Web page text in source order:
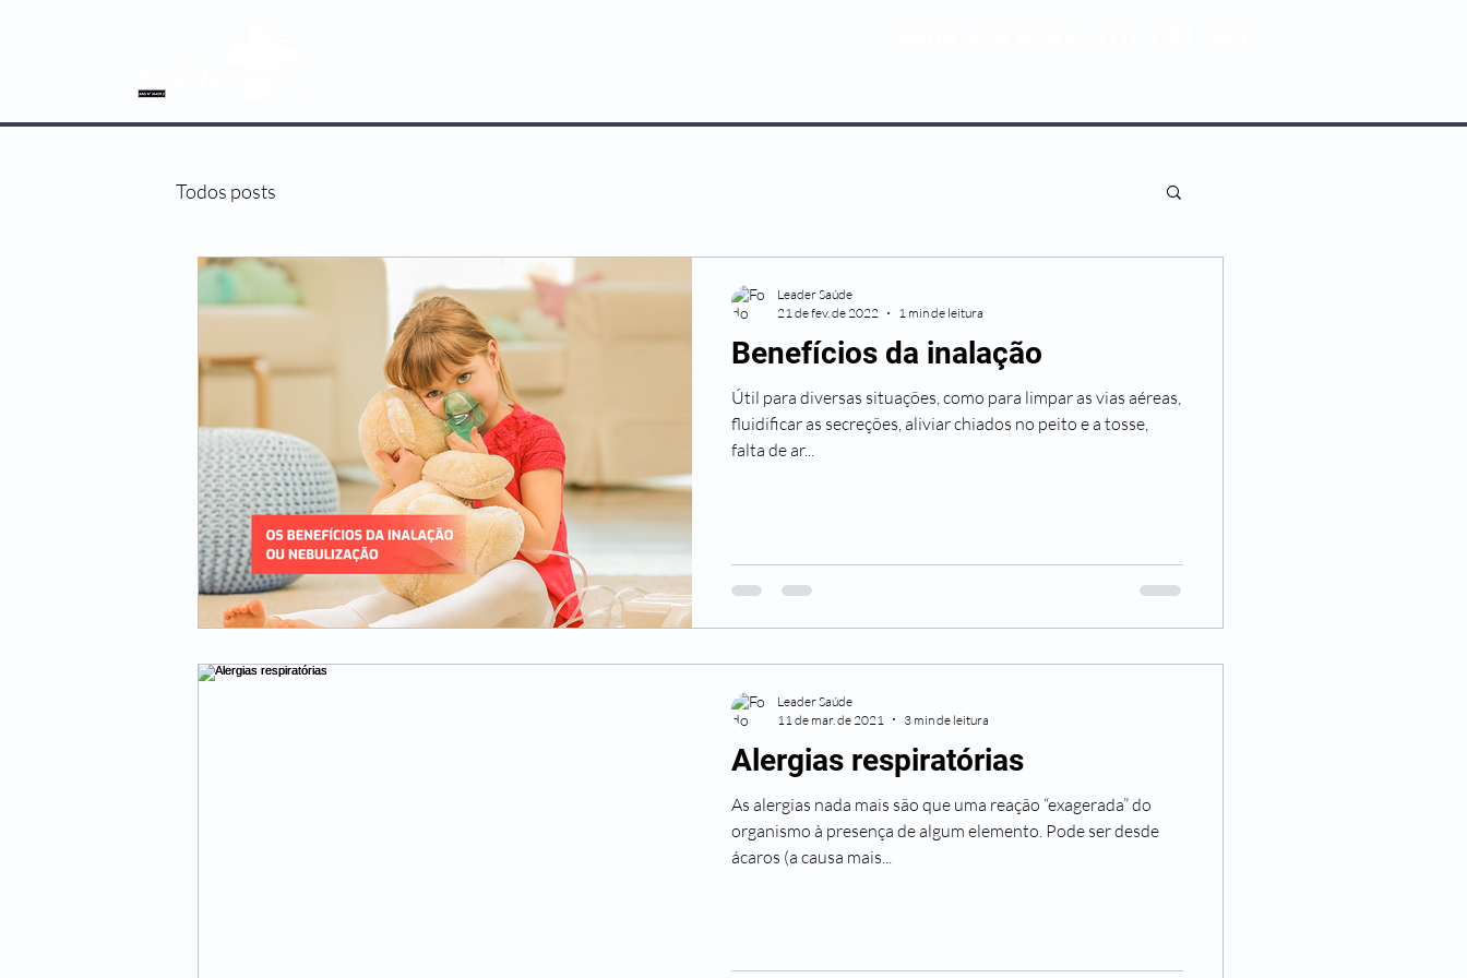
Todos posts
Benefícios da inalação
Útil para diversas situações, como para limpar as vias aéreas,
fluidificar as secreções, aliviar chiados no peito e a tosse,
falta de ar...
Leader Saúde
21 de fev. de 2022
1 min de leitura
Alergias respiratórias
As alergias nada mais são que uma reação “exagerada” do
organismo à presença de algum elemento. Pode ser desde
ácaros (a causa mais...
Leader Saúde
11 de mar. de 2021
3 min de leitura